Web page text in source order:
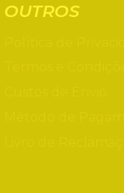
OUTROS